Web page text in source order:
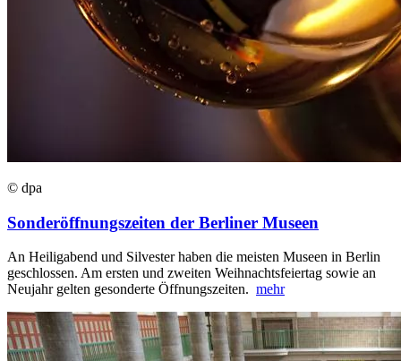
© dpa
Sonderöffnungszeiten der Berliner Museen
An Heiligabend und Silvester haben die meisten Museen in Berlin
geschlossen. Am ersten und zweiten Weihnachtsfeiertag sowie an
Neujahr gelten gesonderte Öffnungszeiten. mehr